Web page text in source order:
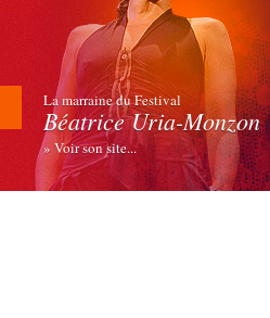
La marraine du Festival
Béatrice Uria-Monzon
» Voir son site...